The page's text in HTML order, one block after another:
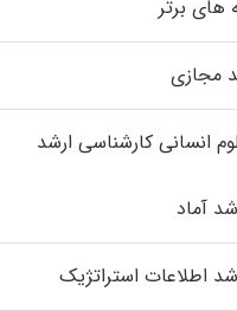
های برتر
مجازی
انسانی کارشناسی ارشد
آماد
اطلاعات استراتژیک